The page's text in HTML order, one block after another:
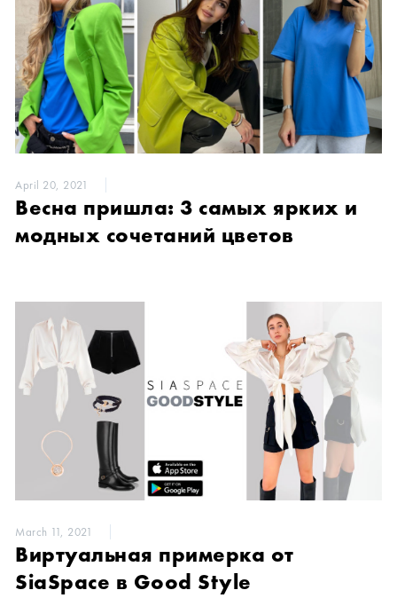
April 20, 2021
Весна пришла: 3 самых ярких и
модных сочетаний цветов
March 11, 2021
Виртуальная примерка от
SiaSpace в Good Style